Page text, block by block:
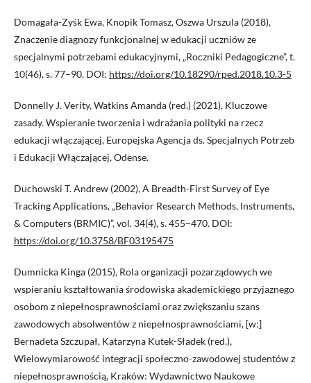
Domagała-Zyśk Ewa, Knopik Tomasz, Oszwa Urszula (2018),
Znaczenie diagnozy funkcjonalnej w edukacji uczniów ze
specjalnymi potrzebami edukacyjnymi, „Roczniki Pedagogiczne”, t.
10(46), s. 77–90. DOI: https://doi.org/10.18290/rped.2018.10.3-5
Donnelly J. Verity, Watkins Amanda (red.) (2021), Kluczowe
zasady. Wspieranie tworzenia i wdrażania polityki na rzecz
edukacji włączającej, Europejska Agencja ds. Specjalnych Potrzeb
i Edukacji Włączającej, Odense.
Duchowski T. Andrew (2002), A Breadth-First Survey of Eye
Tracking Applications, „Behavior Research Methods, Instruments,
& Computers (BRMIC)”, vol. 34(4), s. 455–470. DOI:
https://doi.org/10.3758/BF03195475
Dumnicka Kinga (2015), Rola organizacji pozarządowych we
wspieraniu kształtowania środowiska akademickiego przyjaznego
osobom z niepełnosprawnościami oraz zwiększaniu szans
zawodowych absolwentów z niepełnosprawnościami, [w:]
Bernadeta Szczupał, Katarzyna Kutek-Sładek (red.),
Wielowymiarowość integracji społeczno-zawodowej studentów z
niepełnosprawnością, Kraków: Wydawnictwo Naukowe